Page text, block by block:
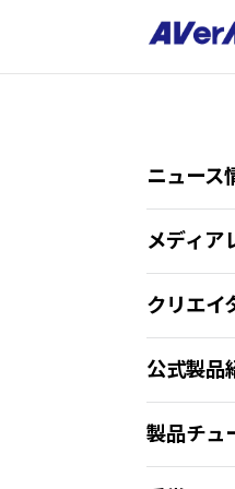
ニュース
メディア
クリエイ
公式製品
製品チュ